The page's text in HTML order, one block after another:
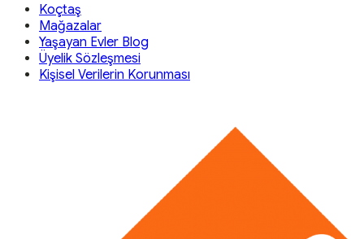
Koçtaş
Mağazalar
Yaşayan Evler Blog
Üyelik Sözleşmesi
Kişisel Verilerin Korunması